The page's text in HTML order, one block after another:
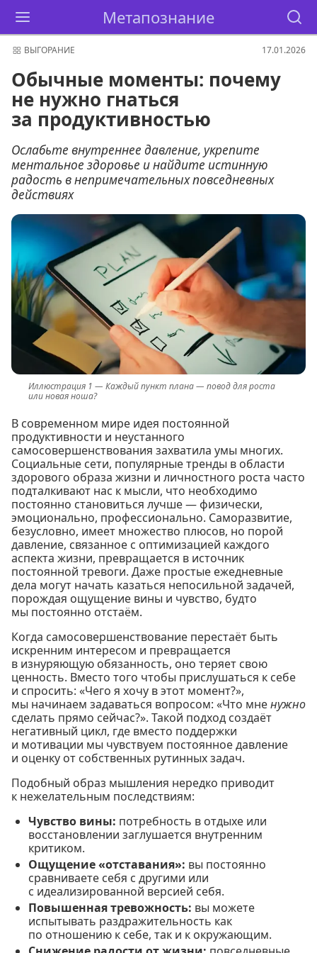
Метапознание
ВЫГОРАНИЕ 17.01.2026
Обычные моменты: почему
не нужно гнаться
за продуктивностью
Ослабьте внутреннее давление, укрепите
ментальное здоровье и найдите истинную
радость в непримечательных повседневных
действиях
Каждый пункт плана — повод для роста
или новая ноша?
В современном мире идея постоянной
продуктивности и неустанного
самосовершенствования захватила умы многих.
Социальные сети, популярные тренды в области
здорового образа жизни и личностного роста часто
подталкивают нас к мысли, что необходимо
постоянно становиться лучше — физически,
эмоционально, профессионально. Саморазвитие,
безусловно, имеет множество плюсов, но порой
давление, связанное с оптимизацией каждого
аспекта жизни, превращается в источник
постоянной тревоги. Даже простые ежедневные
дела могут начать казаться непосильной задачей,
порождая ощущение вины и чувство, будто
мы постоянно отстаём.
Когда самосовершенствование перестаёт быть
искренним интересом и превращается
в изнуряющую обязанность, оно теряет свою
ценность. Вместо того чтобы прислушаться к себе
и спросить: «Чего я хочу в этот момент?»,
мы начинаем задаваться вопросом: «Что мненужно
сделать прямо сейчас?». Такой подход создаёт
негативный цикл, где вместо поддержки
и мотивации мы чувствуем постоянное давление
и оценку от собственных рутинных задач.
Подобный образ мышления нередко приводит
к нежелательным последствиям:
Чувство вины: потребность в отдыхе или
восстановлении заглушается внутренним
критиком.
Ощущение «отставания»: вы постоянно
сравниваете себя с другими или
с идеализированной версией себя.
Повышенная тревожность: вы можете
испытывать раздражительность как
по отношению к себе, так и к окружающим.